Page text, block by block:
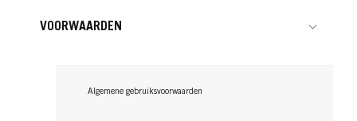
Conditioner
GLISS
VOORWAARDEN
Algemene gebruiksvoorwaarden